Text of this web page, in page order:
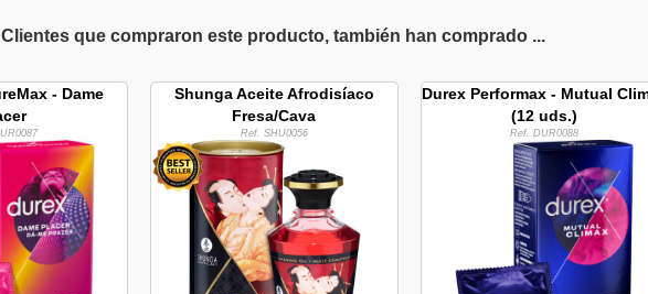
Clientes que compraron este producto, también han comprado ...
- Dame
Shunga Aceite Afrodisíaco
Fresa/Cava
Ref. SHU0056
Durex Performax - Mutual
(12 uds.)
Ref. DUR0088